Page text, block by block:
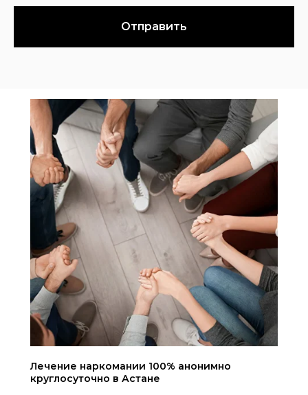
Отправить
Лечение наркомании 100% анонимно
круглосуточно в Астане